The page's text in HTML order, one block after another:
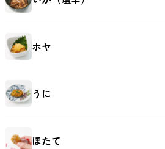
ホヤ
うに
ほたて